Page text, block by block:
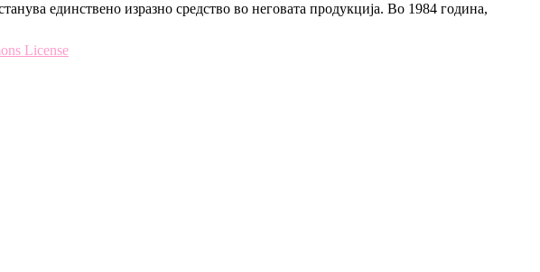
единствено изразно средство во неговата продукција. Во 1984 година,
License